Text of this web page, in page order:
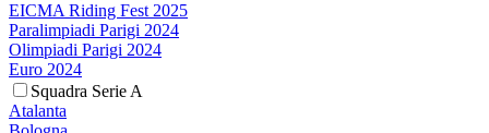
EICMA Riding Fest 2025
Paralimpiadi Parigi 2024
Olimpiadi Parigi 2024
Euro 2024
Squadra Serie A
Atalanta